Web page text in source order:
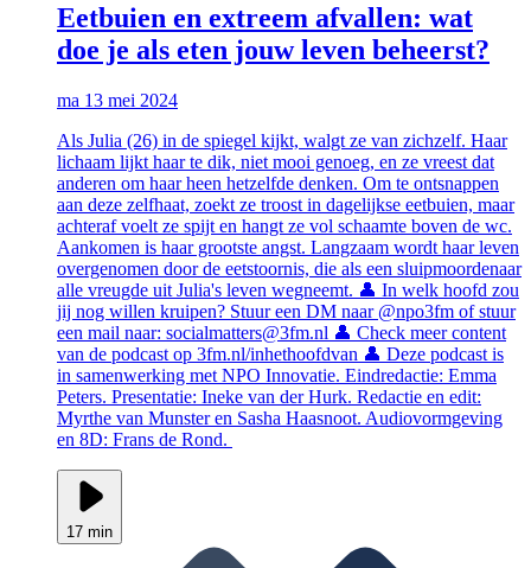
Eetbuien en extreem afvallen: wat
doe je als eten jouw leven beheerst?
ma 13 mei 2024
Als Julia (26) in de spiegel kijkt, walgt ze van zichzelf. Haar
lichaam lijkt haar te dik, niet mooi genoeg, en ze vreest dat
anderen om haar heen hetzelfde denken. Om te ontsnappen
aan deze zelfhaat, zoekt ze troost in dagelijkse eetbuien, maar
achteraf voelt ze spijt en hangt ze vol schaamte boven de wc.
Aankomen is haar grootste angst. Langzaam wordt haar leven
overgenomen door de eetstoornis, die als een sluipmoordenaar
alle vreugde uit Julia's leven wegneemt. 👤 In welk hoofd zou
jij nog willen kruipen? Stuur een DM naar @npo3fm of stuur
een mail naar: socialmatters@3fm.nl 👤 Check meer content
van de podcast op 3fm.nl/inhethoofdvan 👤 Deze podcast is
in samenwerking met NPO Innovatie. Eindredactie: Emma
Peters. Presentatie: Ineke van der Hurk. Redactie en edit:
Myrthe van Munster en Sasha Haasnoot. Audiovormgeving
en 8D: Frans de Rond.
17 min